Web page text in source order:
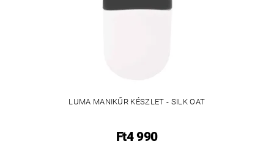
LUMA MANIKŰR KÉSZLET - SILK OAT
Ft4 990